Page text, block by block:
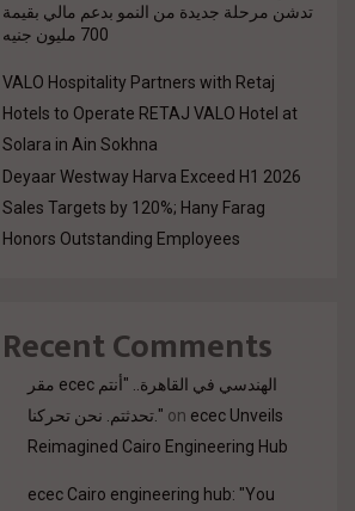
تدشن مرحلة جديدة من النمو بدعم مالي بقيمة
700 مليون جنيه
VALO Hospitality Partners with Retaj
Hotels to Operate RETAJ VALO Hotel at
Solara in Ain Sokhna
Deyaar Westway Harva Exceed H1 2026
Sales Targets by 120%; Hany Farag
Honors Outstanding Employees
Recent Comments
مقر ecec الهندسي في القاهرة.. "أنتم
تحدثتم. نحن تحركنا." on ecec Unveils
Reimagined Cairo Engineering Hub
ecec Cairo engineering hub: "You